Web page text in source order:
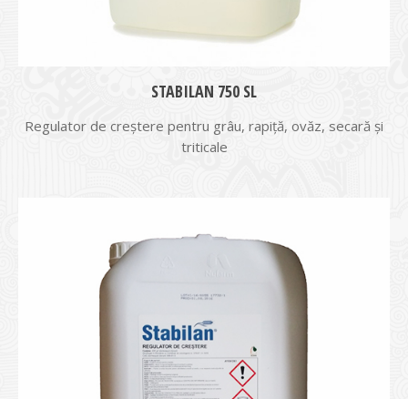
STABILAN 750 SL
Regulator de creștere pentru grâu, rapiță, ovăz, secară și
triticale